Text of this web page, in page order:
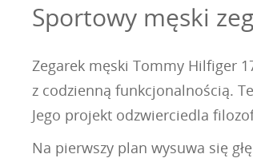
Sportowy męski
Zegarek męski Tommy Hilfiger
z codzienną funkcjonalnością.
Jego projekt odzwierciedla
Na pierwszy plan wysuwa się